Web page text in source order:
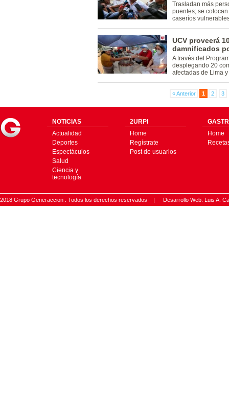
Trasladan más
puentes; se
caseríos
UCV proveerá
damnificados
A través del
desplegando 20
afectadas de Lima
« Anterior 1 2 3
NOTICIAS
Actualidad
Deportes
Espectáculos
Salud
Ciencia y
tecnología
2URPI
Home
Regístrate
Post de usuarios
Home
2018 Grupo Generaccion . Todos los derechos reservados | Desarrollo Web: Luis